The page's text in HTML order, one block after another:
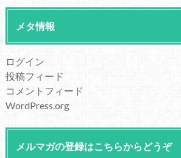
メタ情報
ログイン
投稿フィード
コメントフィード
WordPress.org
メルマガの登録はこちらからどうぞ